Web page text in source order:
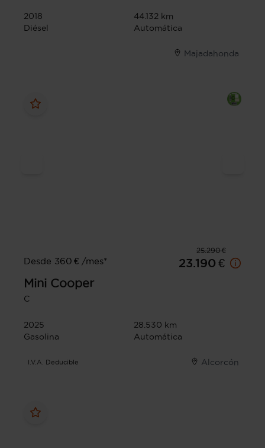
2018
44.132 km
Diésel
Automática
Majadahonda
25.290 €
Desde 360 € /mes*
23.190 €
Mini Cooper
C
2025
28.530 km
Gasolina
Automática
I.V.A. Deducible Alcorcón